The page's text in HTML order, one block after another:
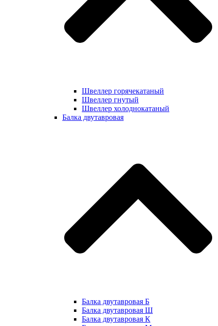
Швеллер горячекатаный
Швеллер гнутый
Швеллер холоднокатаный
Балка двутавровая
Балка двутавровая Б
Балка двутавровая Ш
Балка двутавровая К